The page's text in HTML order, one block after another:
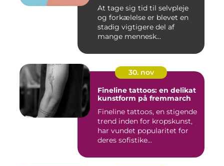
At tage sig tid til selvpleje
og forkælelse er blevet en
stadig vigtigere del af
mange mennesk...
30. nov
Fineline tattoos: en delikat
kunstform på fremmarch
Fineline tattoos, en stigende
trend inden for kropskunst,
har vundet popularitet for
deres sofistike...